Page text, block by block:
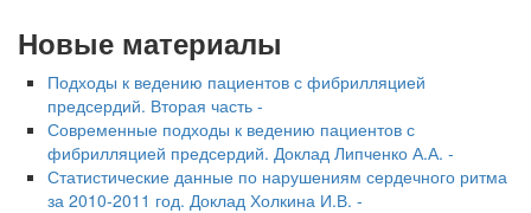
Новые материалы
Подходы к ведению пациентов с фибрилляцией
предсердий. Вторая часть -
Современные подходы к ведению пациентов с
фибрилляцией предсердий. Доклад Липченко А.А. -
Статистические данные по нарушениям сердечного ритма
за 2010-2011 год. Доклад Холкина И.В. -